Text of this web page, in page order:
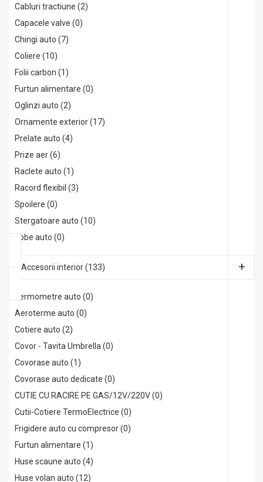
Cabluri tractiune (2)
Capacele valve (0)
Chingi auto (7)
Coliere (10)
Folii carbon (1)
Furtun alimentare (0)
Oglinzi auto (2)
Ornamente exterior (17)
Prelate auto (4)
Prize aer (6)
Raclete auto (1)
Racord flexibil (3)
Spoilere (0)
Stergatoare auto (10)
Tobe auto (0)
Accesorii interior (133)
Termometre auto (0)
Aeroterme auto (0)
Cotiere auto (2)
Covor - Tavita Umbrella (0)
Covorase auto (1)
Covorase auto dedicate (0)
CUTIE CU RACIRE PE GAS/12V/220V (0)
Cutii-Cotiere TermoElectrice (0)
Frigidere auto cu compresor (0)
Furtun alimentare (1)
Huse scaune auto (4)
Huse volan auto (12)